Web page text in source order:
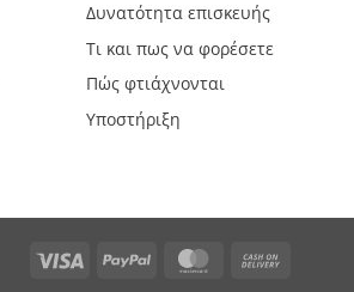
Δυνατότητα επισκευής
Τι και πως να φορέσετε
Πώς φτιάχνονται
Υποστήριξη
Visa PayPal MasterCard